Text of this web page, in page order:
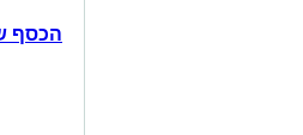
הכסף